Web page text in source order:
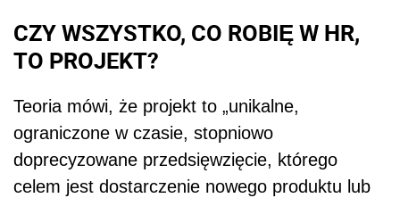
CZY WSZYSTKO, CO ROBIĘ W HR,
TO PROJEKT?
Teoria mówi, że projekt to „unikalne,
ograniczone w czasie, stopniowo
doprecyzowane przedsięwzięcie, którego
celem jest dostarczenie nowego produktu lub